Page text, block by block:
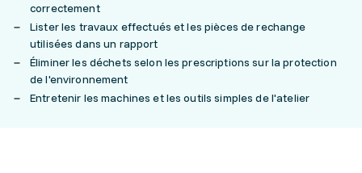
correctement
Lister les travaux effectués et les pièces de rechange
utilisées dans un rapport
Éliminer les déchets selon les prescriptions sur la protection
de l'environnement
Entretenir les machines et les outils simples de l'atelier